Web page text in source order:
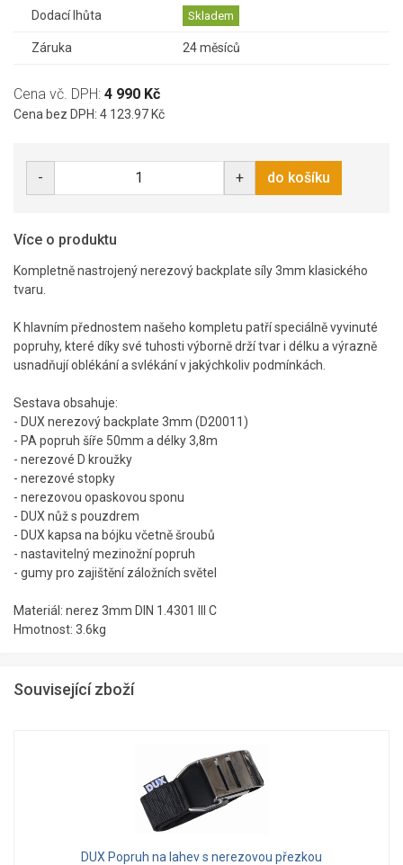
Dodací lhůta Skladem
Záruka 24 měsíců
Cena vč. DPH: 4 990 Kč
Cena bez DPH: 4 123.97 Kč
- + do košíku
Více o produktu
Kompletně nastrojený nerezový backplate síly 3mm klasického
tvaru.
K hlavním přednostem našeho kompletu patří speciálně vyvinuté
popruhy, které díky své tuhosti výborně drží tvar i délku a výrazně
usnadňují oblékání a svlékání v jakýchkoliv podmínkách.
Sestava obsahuje:
- DUX nerezový backplate 3mm (D20011)
- PA popruh šíře 50mm a délky 3,8m
- nerezové D kroužky
- nerezové stopky
- nerezovou opaskovou sponu
- DUX nůž s pouzdrem
- DUX kapsa na bójku včetně šroubů
- nastavitelný mezinožní popruh
- gumy pro zajištění záložních světel
Materiál: nerez 3mm DIN 1.4301 III C
Hmotnost: 3.6kg
Související zboží
DUX Popruh na lahev s nerezovou přezkou